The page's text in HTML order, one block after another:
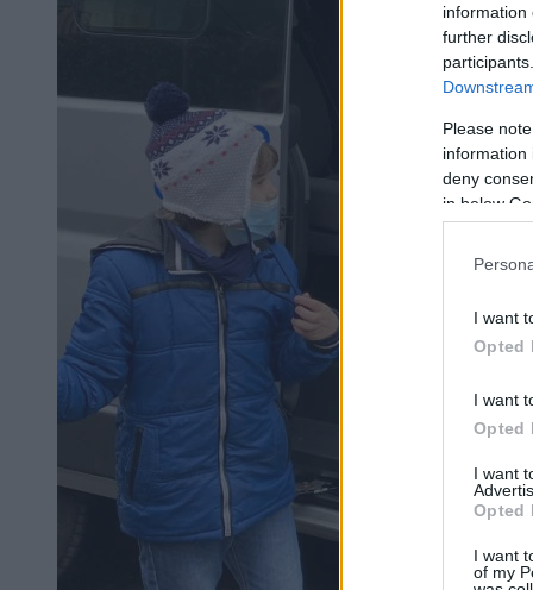
information
further
Please
information
deny
in below
I want
Opted
I want
Opted
I want
Opted
I want
of my